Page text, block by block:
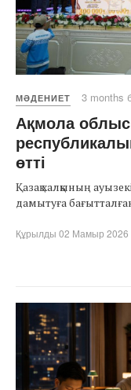
МӘДЕНИЕТ 3 months
Ақмола
өтті
Қазақ халқының
дамытуға
Құрылды 02 Мамыр 2026